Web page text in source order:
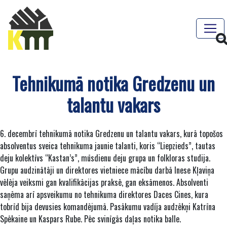
Tehnikumā notika Gredzenu un
talantu vakars
6. decembrī tehnikumā notika Gredzenu un talantu vakars, kurā topošos
absolventus sveica tehnikuma jaunie talanti, koris “Liepzieds”, tautas
deju kolektīvs “Kastan’s”, mūsdienu deju grupa un folkloras studija.
Grupu audzinātāji un direktores vietniece mācību darbā Inese Kļaviņa
vēlēja veiksmi gan kvalifikācijas praksē, gan eksāmenos. Absolventi
saņēma arī apsveikumu no tehnikuma direktores Daces Cines, kura
tobrīd bija devusies komandējumā. Pasākumu vadīja audzēkņi Katrīna
Spēkaine un Kaspars Rube. Pēc svinīgās daļas notika balle.